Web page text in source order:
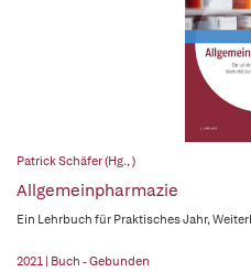
Patrick Schäfer (Hg., )
Allgemeinpharmazie
Ein Lehrbuch für Praktisches Jahr,
2021 | Buch - Gebunden